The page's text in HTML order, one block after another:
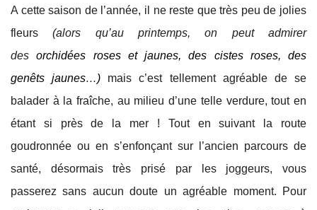
A cette saison de l’année, il ne reste que très peu de jolies
fleurs(alors qu’au printemps, on peut admirer
desorchidées roses et jaunes, des cistes roses, des
genêts jaunes…)
mais c’est tellement agréable de se
balader à la fraîche, au milieu d’une telle verdure, tout en
étant si près de la mer ! Tout en suivant la route
goudronnée ou en s’enfonçant sur l’ancien parcours de
santé, désormais très prisé par les joggeurs, vous
passerez sans aucun doute un agréable moment. Pour